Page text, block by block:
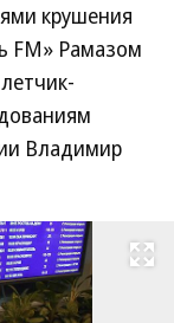
крушения
FM» Рамазом
Владимир
Развернуть